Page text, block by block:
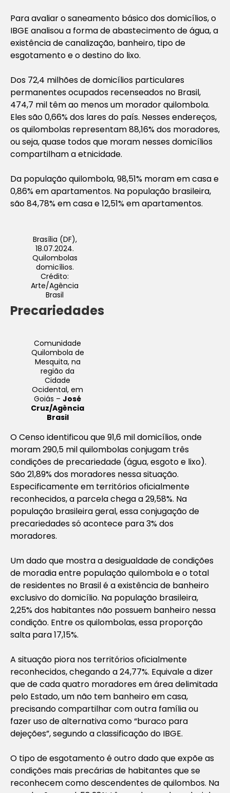
Para avaliar o saneamento básico dos domicílios, o
IBGE analisou a forma de abastecimento de água, a
existência de canalização, banheiro, tipo de
esgotamento e o destino do lixo.
Dos 72,4 milhões de domicílios particulares
permanentes ocupados recenseados no Brasil,
474,7 mil têm ao menos um morador quilombola.
Eles são 0,66% dos lares do país. Nesses endereços,
os quilombolas representam 88,16% dos moradores,
ou seja, quase todos que moram nesses domicílios
compartilham a etnicidade.
Da população quilombola, 98,51% moram em casa e
0,86% em apartamentos. Na população brasileira,
são 84,78% em casa e 12,51% em apartamentos.
Brasília (DF),
18.07.2024.
Quilombolas
domicílios.
Crédito:
Arte/Agência
Brasil
Precariedades
Comunidade
Quilombola de
Mesquita, na
região da
Cidade
Ocidental, em
Goiás – José
Cruz/Agência
Brasil
O Censo identificou que 91,6 mil domicílios, onde
moram 290,5 mil quilombolas conjugam três
condições de precariedade (água, esgoto e lixo).
São 21,89% dos moradores nessa situação.
Especificamente em territórios oficialmente
reconhecidos, a parcela chega a 29,58%. Na
população brasileira geral, essa conjugação de
precariedades só acontece para 3% dos
moradores.
Um dado que mostra a desigualdade de condições
de moradia entre população quilombola e o total
de residentes no Brasil é a existência de banheiro
exclusivo do domicílio. Na população brasileira,
2,25% dos habitantes não possuem banheiro nessa
condição. Entre os quilombolas, essa proporção
salta para 17,15%.
A situação piora nos territórios oficialmente
reconhecidos, chegando a 24,77%. Equivale a dizer
que de cada quatro moradores em área delimitada
pelo Estado, um não tem banheiro em casa,
precisando compartilhar com outra família ou
fazer uso de alternativa como “buraco para
dejeções”, segundo a classificação do IBGE.
O tipo de esgotamento é outro dado que expõe as
condições mais precárias de habitantes que se
reconhecem como descendentes de quilombos. Na